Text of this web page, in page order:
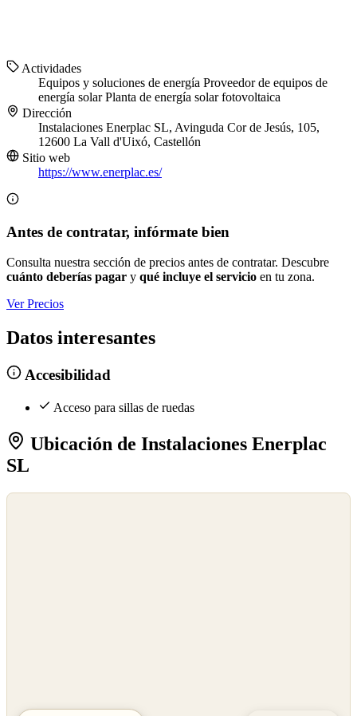
Actividades
Equipos y soluciones de energía Proveedor de equipos de
energía solarPlanta de energía solar fotovoltaica
Dirección
Instalaciones Enerplac SL, Avinguda Cor de Jesús, 105,
12600 La Vall d'Uixó, Castellón
Sitio web
https://www.enerplac.es/
Antes de contratar, infórmate bien
Consulta nuestra sección de precios antes de contratar. Descubre
cuánto deberías pagar y qué incluye el servicio en tu zona.
Ver Precios
Datos interesantes
Accesibilidad
Acceso para sillas de ruedas
Ubicación de Instalaciones Enerplac
SL